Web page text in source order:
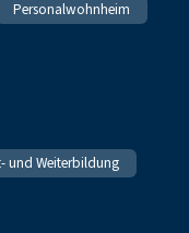
Personalwohnheim
und Weiterbildung